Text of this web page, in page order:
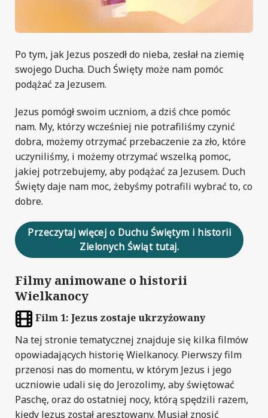
Po tym, jak Jezus poszedł do nieba, zesłał na ziemię
swojego Ducha. Duch Święty może nam pomóc
podążać za Jezusem.
Jezus pomógł swoim uczniom, a dziś chce pomóc
nam. My, którzy wcześniej nie potrafiliśmy czynić
dobra, możemy otrzymać przebaczenie za zło, które
uczyniliśmy, i możemy otrzymać wszelką pomoc,
jakiej potrzebujemy, aby podążać za Jezusem. Duch
Święty daje nam moc, żebyśmy potrafili wybrać to, co
dobre.
Przeczytaj więcej o Duchu Świętym i historii
Zielonych Świąt tutaj.
Filmy animowane o historii
Wielkanocy
Film 1: Jezus zostaje ukrzyżowany
Na tej stronie tematycznej znajduje się kilka filmów
opowiadających historię Wielkanocy. Pierwszy film
przenosi nas do momentu, w którym Jezus i jego
uczniowie udali się do Jerozolimy, aby świętować
Paschę, oraz do ostatniej nocy, którą spędzili razem,
kiedy Jezus został aresztowany. Musiał znosić